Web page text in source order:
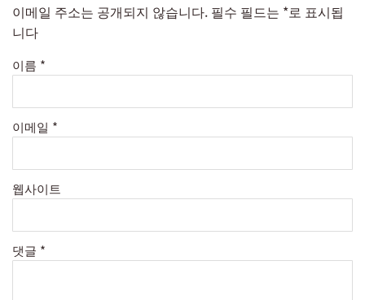
이메일 주소는 공개되지 않습니다. 필수 필드는 *로 표시됩
니다
이름 *
이메일 *
웹사이트
댓글 *